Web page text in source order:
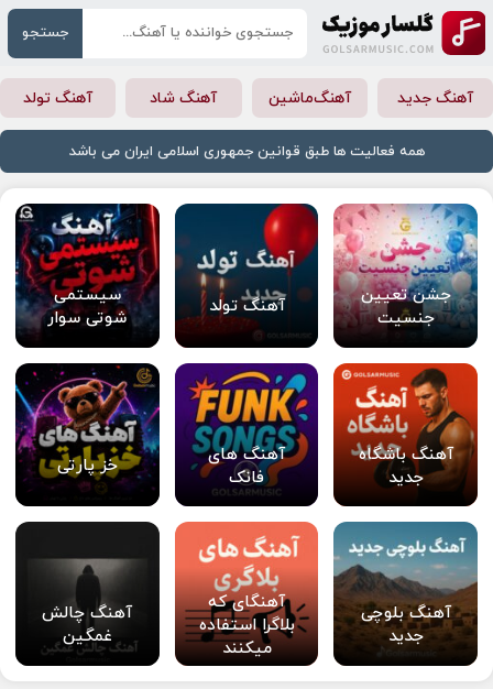
جستجو
آهنگ جدید آهنگ‌ماشین آهنگ شاد آهنگ تولد
همه فعالیت ها طبق قوانین جمهوری اسلامی ایران می باشد
جشن تعیین
جنسیت
آهنگ تولد
سیستمی
شوتی سوار
آهنگ باشگاه
جدید
آهنگ های
فانک
خز پارتی
آهنگ بلوچی
جدید
آهنگای که
بلاگرا استفاده
میکنند
آهنگ چالش
غمگین